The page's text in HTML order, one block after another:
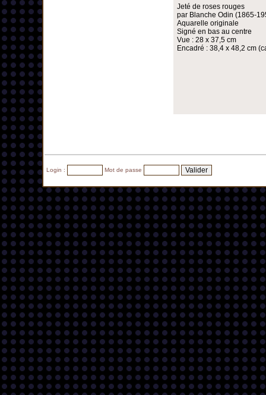
Jeté de roses rouges
par Blanche Odin (1865-
Aquarelle originale
Signé en bas au centre
Vue : 28 x 37,5 cm
Encadré : 38,4 x 48,2 cm
Login : Mot de passe